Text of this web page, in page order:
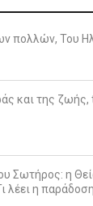
πολλών, Του
και της ζωής,
Σωτήρος: η
λέει η παράδοση